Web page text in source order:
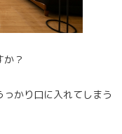
？
かり口に入れてしまう